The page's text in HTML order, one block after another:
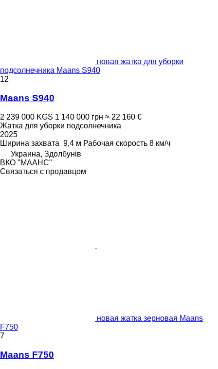
новая жатка для уборки
подсолнечника Maans S940
12
Maans S940
2 239 000 KGS 1 140 000 грн ≈ 22 160 €
Жатка для уборки подсолнечника
2025
Ширина захвата 9,4 м Рабочая скорость 8 км/ч
Украина, Здолбунів
ВКО "МААНС"
Связаться с продавцом
новая жатка зерновая Maans
F750
7
Maans F750